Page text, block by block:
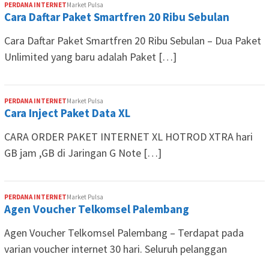
PERDANA INTERNETMarket Pulsa
Cara Daftar Paket Smartfren 20 Ribu Sebulan
Cara Daftar Paket Smartfren 20 Ribu Sebulan – Dua Paket
Unlimited yang baru adalah Paket […]
PERDANA INTERNETMarket Pulsa
Cara Inject Paket Data XL
CARA ORDER PAKET INTERNET XL HOTROD XTRA hari
GB jam ,GB di Jaringan G Note […]
PERDANA INTERNETMarket Pulsa
Agen Voucher Telkomsel Palembang
Agen Voucher Telkomsel Palembang – Terdapat pada
varian voucher internet 30 hari. Seluruh pelanggan